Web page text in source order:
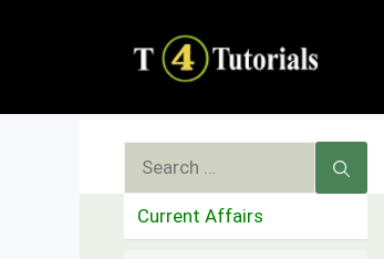
Search
for:
Current Affairs